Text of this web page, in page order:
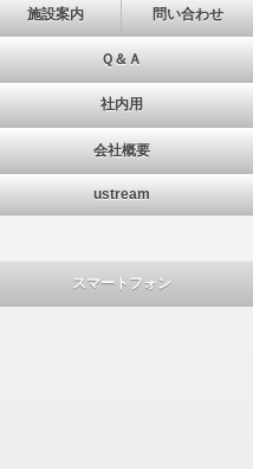
施設案内 問い合わせ
Ｑ＆Ａ
社内用
会社概要
ustream
スマートフォン